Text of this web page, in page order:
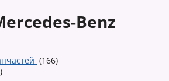
Benz
(166)